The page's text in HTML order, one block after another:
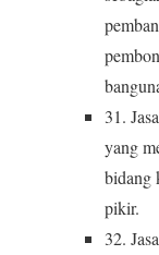
31.
yang
bidang
pikir.
32.